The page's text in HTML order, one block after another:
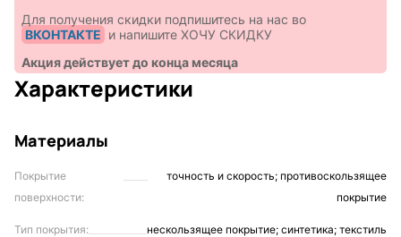
Для получения скидки подпишитесь на нас во
ВКОНТАКТЕ и напишите ХОЧУ СКИДКУ
Акция действует до конца месяца
Характеристики
Материалы
Покрытие
поверхности:
точность и скорость; противоскользящее
покрытие
Тип покрытия: нескользящее покрытие; синтетика; текстиль